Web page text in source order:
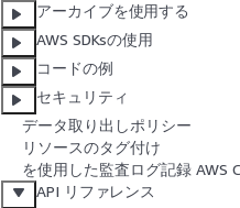
アーカイブを使用する
AWS SDKsの使用
コードの例
セキュリティ
データ取り出しポリシー
リソースのタグ付け
を使用した監査ログ記録 AWS
API リファレンス